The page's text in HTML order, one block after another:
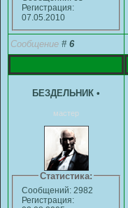
Регистрация:
07.05.2010
Сообщение # 6
БЕЗДЕЛЬНИК •
мастер
Статистика:
Сообщений: 2982
Регистрация: